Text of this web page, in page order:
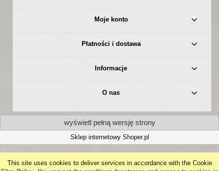
This site uses cookies to deliver services in accordance with the Cookie
Moje konto
Płatności i dostawa
Informacje
O nas
wyświetl pełną wersję strony
Sklep internetowy Shoper.pl